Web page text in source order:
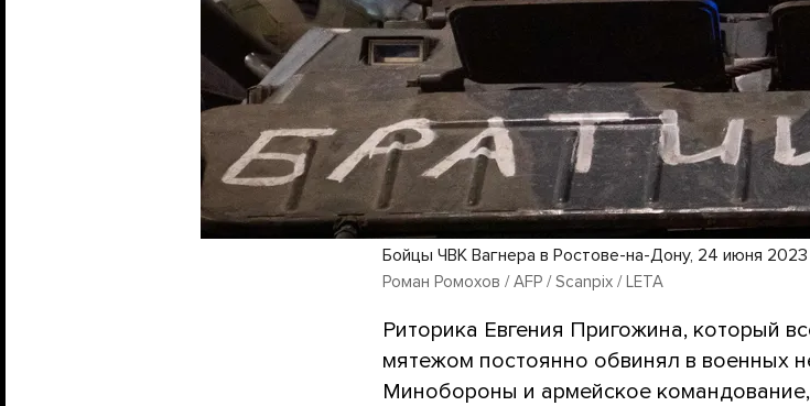
Бойцы ЧВК Вагнера в Ростове-на-Дону, 24 июня 2023
Роман Ромохов / AFP / Scanpix / LETA
Риторика Евгения Пригожина, который
мятежом постоянно обвинял в военных
Минобороны и армейское